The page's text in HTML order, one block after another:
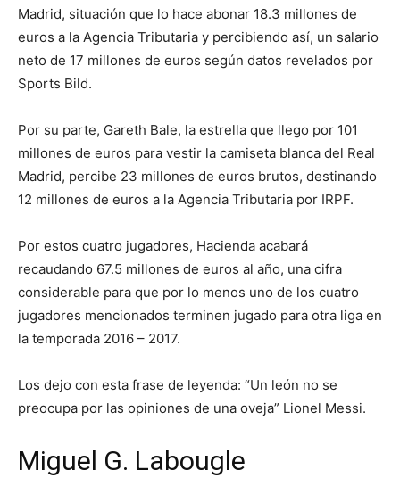
Madrid, situación que lo hace abonar 18.3 millones de
euros a la Agencia Tributaria y percibiendo así, un salario
neto de 17 millones de euros según datos revelados por
Sports Bild.
Por su parte, Gareth Bale, la estrella que llego por 101
millones de euros para vestir la camiseta blanca del Real
Madrid, percibe 23 millones de euros brutos, destinando
12 millones de euros a la Agencia Tributaria por IRPF.
Por estos cuatro jugadores, Hacienda acabará
recaudando 67.5 millones de euros al año, una cifra
considerable para que por lo menos uno de los cuatro
jugadores mencionados terminen jugado para otra liga en
la temporada 2016 – 2017.
Los dejo con esta frase de leyenda: “Un león no se
preocupa por las opiniones de una oveja” Lionel Messi.
Miguel G. Labougle